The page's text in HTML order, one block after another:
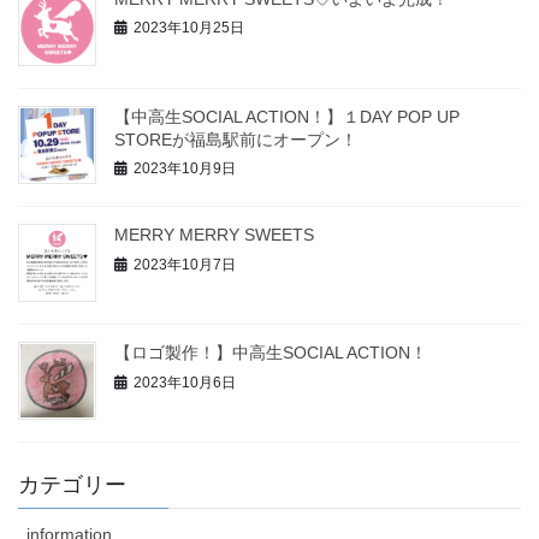
2023年10月25日
【中高生SOCIAL ACTION！】１DAY POP UP
STOREが福島駅前にオープン！
2023年10月9日
MERRY MERRY SWEETS
2023年10月7日
【ロゴ製作！】中高生SOCIAL ACTION！
2023年10月6日
カテゴリー
information